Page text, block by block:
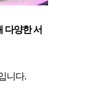
다양한 서
니다.